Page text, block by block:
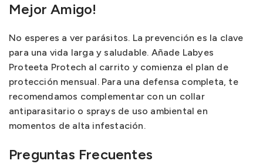
Mejor Amigo!
No esperes a ver parásitos. La prevención es la clave
para una vida larga y saludable. Añade Labyes
Proteeta Protech al carrito y comienza el plan de
protección mensual. Para una defensa completa, te
recomendamos complementar con un collar
antiparasitario o sprays de uso ambiental en
momentos de alta infestación.
Preguntas Frecuentes